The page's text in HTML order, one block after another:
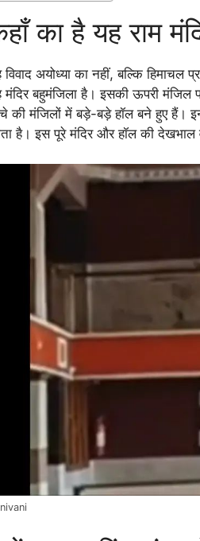
का है यह राम
विवाद अयोध्या का नहीं, बल्कि हिमाचल
मंदिर बहुमंजिला है। इसकी ऊपरी मंजिल
की मंजिलों में बड़े-बड़े हॉल बने हुए हैं। इन
है। इस पूरे मंदिर और हॉल की